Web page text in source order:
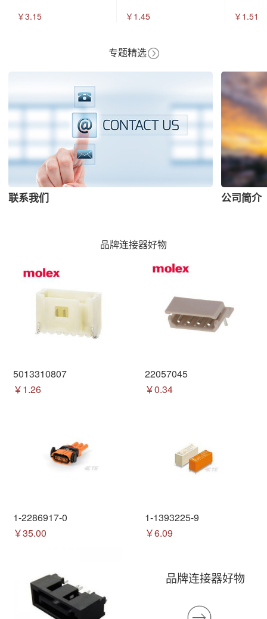
￥3.15 ￥1.45 ￥1.51
专题精选
联系我们 公司简介
品牌连接器好物
5013310807
￥1.26
22057045
￥0.34
1-2286917-0
￥35.00
1-1393225-9
￥6.09
品牌连接器好物